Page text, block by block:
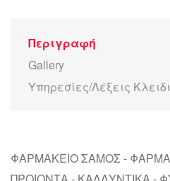
Περιγραφή
Gallery
Υπηρεσίες/Λέξεις
ΦΑΡΜΑΚΕΙΟ ΣΑΜΟΣ -